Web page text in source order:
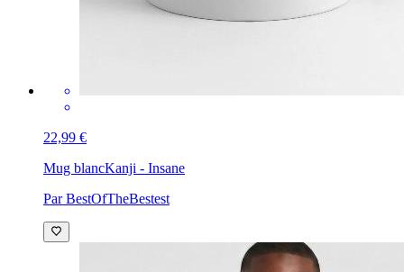
22,99 €
Mug blancKanji - Insane
Par BestOfTheBestest